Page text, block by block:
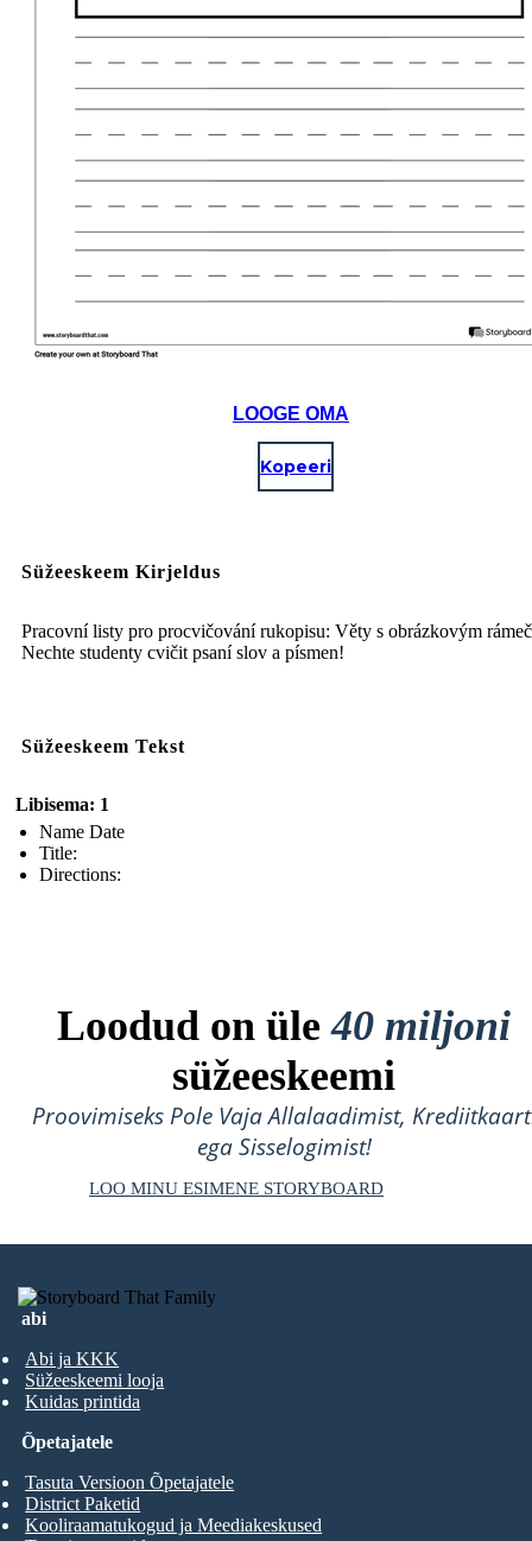
LOOGE OMA
Kopeeri
Süžeeskeem Kirjeldus
Pracovní listy pro procvičování rukopisu: Věty s obrázkovým
Nechte studenty cvičit psaní slov a písmen!
Süžeeskeem Tekst
Libisema: 1
Name Date
Title:
Directions:
Loodud on üle40 miljoni
süžeeskeemi
Proovimiseks Pole Vaja Allalaadimist,
ega Sisselogimist!
LOO MINU ESIMENE STORYBOARD
abi
Abi ja KKK
Süžeeskeemi looja
Kuidas printida
Õpetajatele
Tasuta Versioon Õpetajatele
District Paketid
Kooliraamatukogud ja Meediakeskused